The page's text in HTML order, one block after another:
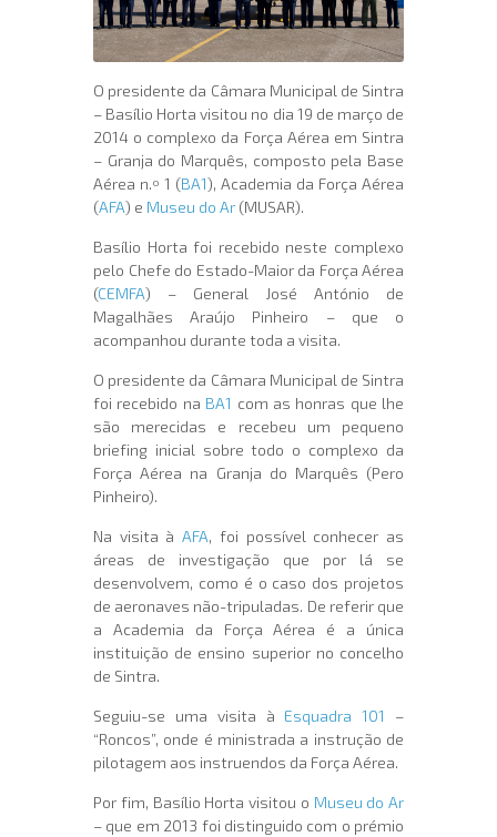
O presidente da Câmara Municipal de Sintra
– Basílio Horta visitou no dia 19 de março de
2014 o complexo da Força Aérea em Sintra
– Granja do Marquês, composto pela Base
Aérea n.º 1 (BA1), Academia da Força Aérea
(AFA) e Museu do Ar (MUSAR).
Basílio Horta foi recebido neste complexo
pelo Chefe do Estado-Maior da Força Aérea
(CEMFA) – General José António de
Magalhães Araújo Pinheiro – que o
acompanhou durante toda a visita.
O presidente da Câmara Municipal de Sintra
foi recebido na BA1 com as honras que lhe
são merecidas e recebeu um pequeno
briefing inicial sobre todo o complexo da
Força Aérea na Granja do Marquês (Pero
Pinheiro).
Na visita àAFA, foi possível conhecer as
áreas de investigação que por lá se
desenvolvem, como é o caso dos projetos
de aeronaves não-tripuladas. De referir que
a Academia da Força Aérea é a única
instituição de ensino superior no concelho
de Sintra.
Seguiu-se uma visita à Esquadra 101
–
“Roncos”, onde é ministrada a instrução de
pilotagem aos instruendos da Força Aérea.
Por fim, Basílio Horta visitou o Museu do Ar
– que em 2013 foi distinguido com o prémio